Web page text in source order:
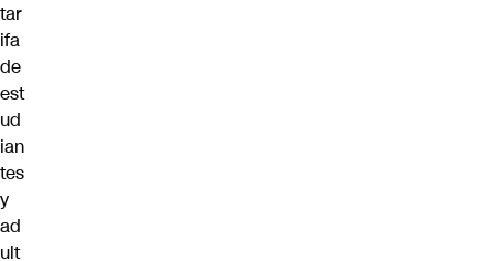
tar
ifa
de
est
ud
ian
tes
y
ad
ult